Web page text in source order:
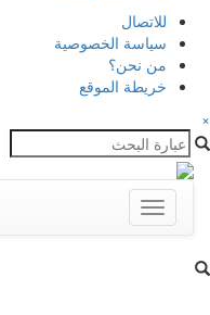
للاتصال
سياسة الخصوصية
من نحن؟
خريطة الموقع
×
Toggle
navigation